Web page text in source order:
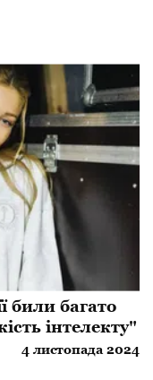
били багато
інтелекту"
4 листопада 2024